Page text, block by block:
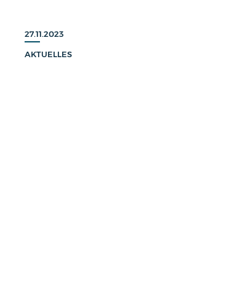
27.11.2023
AKTUELLES